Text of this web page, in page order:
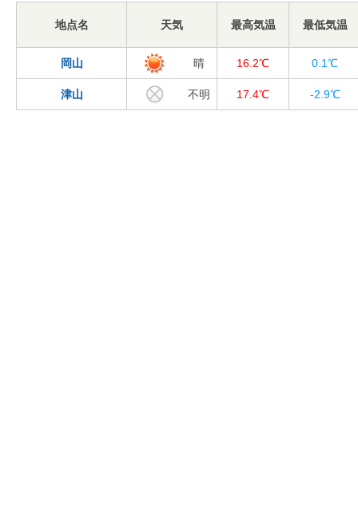
地点名 天気 最高気温 最低気温
岡山 晴 16.2℃ 0.1℃
津山 不明 17.4℃ -2.9℃